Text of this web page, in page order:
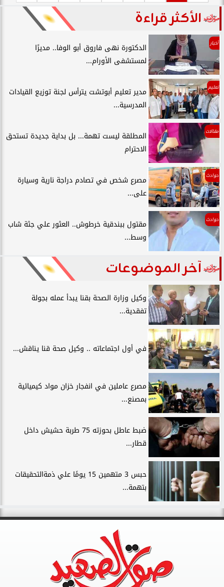
الأكثر قراءة
أخبار
الدكتورة نهى فاروق أبو الوفا.. مديرًا
لمستشفى الأورام...
تعليم
مدير تعليم أبوتشت يترأس لجنة توزيع القيادات
المدرسية...
مقالات
المطلقة ليست تهمة... بل بداية جديدة تستحق
الاحترام
حوادث
مصرع شخص في تصادم دراجة نارية وسيارة
على...
حوادث
مقتول ببندقية خرطوش.. العثور علي جثة شاب
وسط...
آخر الموضوعات
وكيل وزارة الصحة بقنا يبدأ عمله بجولة
تفقدية...
في أول اجتماعاته .. وكيل صحة قنا يناقش...
مصرع عاملين في انفجار خزان مواد كيميائية
بمصنع...
ضبط عاطل بحوزته 75 طربة حشيش داخل
قطار...
حبس 3 متهمين 15 يومًا علي ذمةالتحقيقات
بتهمة...